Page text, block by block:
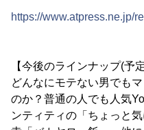
https://www.atpress.ne.jp/
【今後のラインナップ(予
どんなにモテない男でも
のか？普通の人でも人気
ンティティの「ちょっと